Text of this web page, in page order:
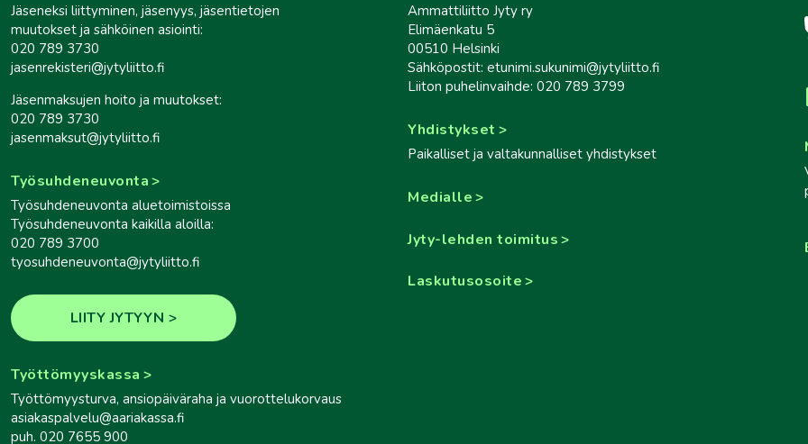
Jäseneksi liittyminen, jäsenyys, jäsentietojen
muutokset ja sähköinen asiointi:
020 789 3730
jasenrekisteri@jytyliitto.fi
Jäsenmaksujen hoito ja muutokset:
020 789 3730
jasenmaksut@jytyliitto.fi
Työsuhdeneuvonta
Työsuhdeneuvonta aluetoimistoissa
Työsuhdeneuvonta kaikilla aloilla:
020 789 3700
tyosuhdeneuvonta@jytyliitto.fi
LIITY JYTYYN
Työttömyyskassa
Työttömyysturva, ansiopäiväraha ja vuorottelukorvaus
asiakaspalvelu@aariakassa.fi
puh. 020 7655 900
Ammattiliitto Jyty ry
Elimäenkatu 5
00510 Helsinki
Sähköpostit: etunimi.sukunimi@jytyliitto.fi
Liiton puhelinvaihde: 020 789 3799
Yhdistykset
Paikalliset ja valtakunnalliset yhdistykset
Medialle
Jyty-lehden toimitus
Laskutusosoite